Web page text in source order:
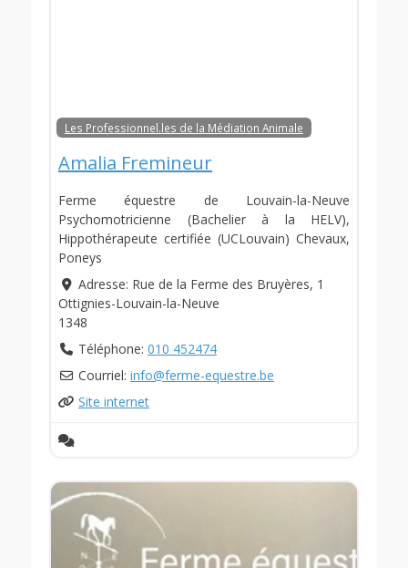
Les Professionnel.les de la Médiation Animale
Amalia Fremineur
Ferme équestre de Louvain-la-Neuve
Psychomotricienne (Bachelier à la HELV),
Hippothérapeute certifiée (UCLouvain) Chevaux,
Poneys
Adresse: Rue de la Ferme des Bruyères, 1
Ottignies-Louvain-la-Neuve
1348
Téléphone: 010 452474
Courriel: info@ferme-equestre.be
Site internet